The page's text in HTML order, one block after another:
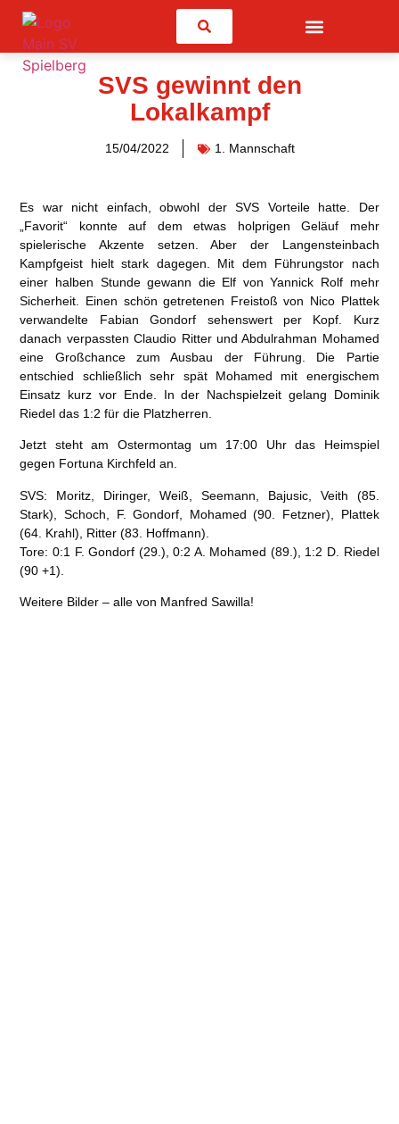
Suchen
SVS gewinnt den
Lokalkampf
15/04/2022 1. Mannschaft
Es war nicht einfach, obwohl der SVS Vorteile hatte. Der
„Favorit“ konnte auf dem etwas holprigen Geläuf mehr
spielerische Akzente setzen. Aber der Langensteinbach
Kampfgeist hielt stark dagegen. Mit dem Führungstor nach
einer halben Stunde gewann die Elf von Yannick Rolf mehr
Sicherheit. Einen schön getretenen Freistoß von Nico Plattek
verwandelte Fabian Gondorf sehenswert per Kopf. Kurz
danach verpassten Claudio Ritter und Abdulrahman Mohamed
eine Großchance zum Ausbau der Führung. Die Partie
entschied schließlich sehr spät Mohamed mit energischem
Einsatz kurz vor Ende. In der Nachspielzeit gelang Dominik
Riedel das 1:2 für die Platzherren.
Jetzt steht am Ostermontag um 17:00 Uhr das Heimspiel
gegen Fortuna Kirchfeld an.
SVS: Moritz, Diringer, Weiß, Seemann, Bajusic, Veith (85.
Stark), Schoch, F. Gondorf, Mohamed (90. Fetzner), Plattek
(64. Krahl), Ritter (83. Hoffmann).
Tore: 0:1 F. Gondorf (29.), 0:2 A. Mohamed (89.), 1:2 D. Riedel
(90 +1).
Weitere Bilder – alle von Manfred Sawilla!